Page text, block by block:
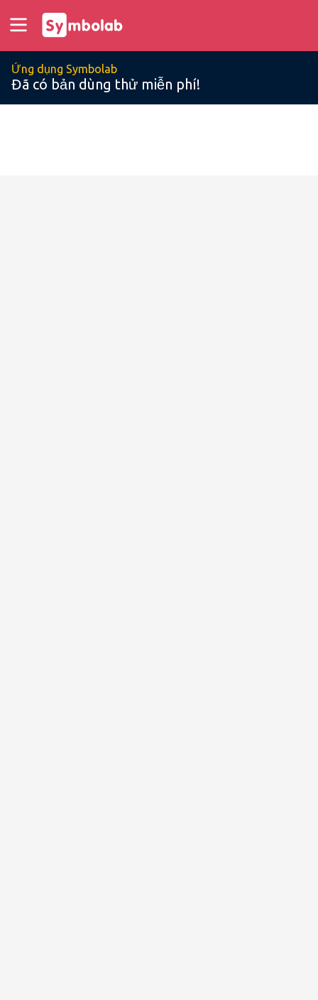
Ứng dụng Symbolab
Đã có bản dùng thử miễn phí!